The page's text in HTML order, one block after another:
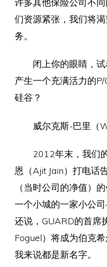
们资源紧张，我们将
务。
闭上你的眼睛，试
产生一个充满活力的
硅谷？
威尔克斯-巴里（
2012年末，我们的
恩（Ajit Jain）打电话
（当时公司的净值）
一个小城的一家小公
还说，GUARD的首席
Foguel）将成为伯克
我来说都是新名字。